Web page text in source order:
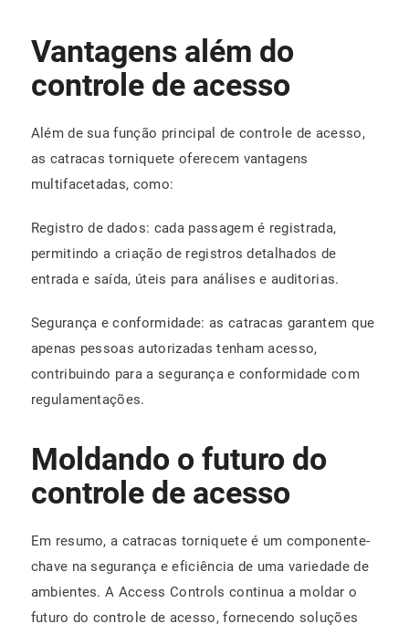
Vantagens além do
controle de acesso
Além de sua função principal de controle de acesso,
as catracas torniquete oferecem vantagens
multifacetadas, como:
Registro de dados: cada passagem é registrada,
permitindo a criação de registros detalhados de
entrada e saída, úteis para análises e auditorias.
Segurança e conformidade: as catracas garantem que
apenas pessoas autorizadas tenham acesso,
contribuindo para a segurança e conformidade com
regulamentações.
Moldando o futuro do
controle de acesso
Em resumo, a catracas torniquete é um componente-
chave na segurança e eficiência de uma variedade de
ambientes. A Access Controls continua a moldar o
futuro do controle de acesso, fornecendo soluções